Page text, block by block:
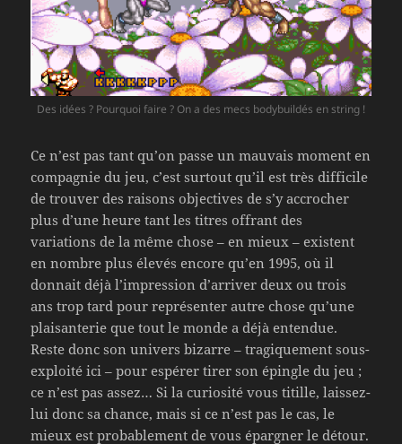
Des idées ? Pourquoi faire ? On a des mecs bodybuildés en string !
Ce n’est pas tant qu’on passe un mauvais moment en
compagnie du jeu, c’est surtout qu’il est très difficile
de trouver des raisons objectives de s’y accrocher
plus d’une heure tant les titres offrant des
variations de la même chose – en mieux – existent
en nombre plus élevés encore qu’en 1995, où il
donnait déjà l’impression d’arriver deux ou trois
ans trop tard pour représenter autre chose qu’une
plaisanterie que tout le monde a déjà entendue.
Reste donc son univers bizarre – tragiquement sous-
exploité ici – pour espérer tirer son épingle du jeu ;
ce n’est pas assez… Si la curiosité vous titille, laissez-
lui donc sa chance, mais si ce n’est pas le cas, le
mieux est probablement de vous épargner le détour.